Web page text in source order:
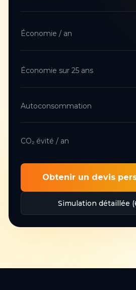
Économie / an
Économie sur 25 ans
Autoconsommation
CO₂ évité / an
Obtenir un devis
Simulation détaillée